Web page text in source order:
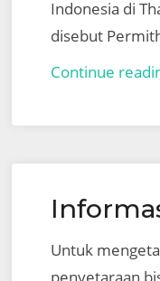
Indonesia di
disebut
Continue
Untuk